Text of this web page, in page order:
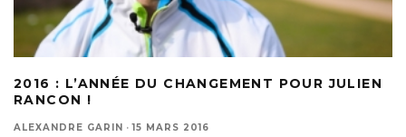
2016 : L’ANNÉE DU CHANGEMENT POUR JULIEN
RANCON !
ALEXANDRE GARIN · 15 MARS 2016